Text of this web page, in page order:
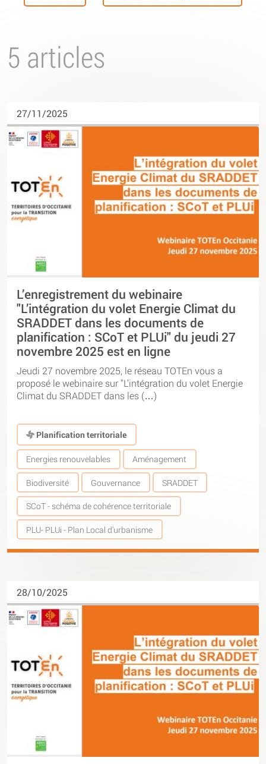
5 articles
27/11/2025
L’enregistrement du webinaire
"L’intégration du volet Energie Climat du
SRADDET dans les documents de
planification : SCoT et PLUi" du jeudi 27
novembre 2025 est en ligne
Jeudi 27 novembre 2025, le réseau TOTEn vous a
proposé le webinaire sur "L’intégration du volet Energie
Climat du SRADDET dans les (…)
Planification territoriale
Energies renouvelables Aménagement
Biodiversité Gouvernance SRADDET
SCoT - schéma de cohérence territoriale
PLU- PLUi - Plan Local d’urbanisme
28/10/2025